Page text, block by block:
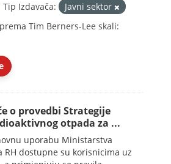
Tip Izdavača:
Javni sektor
Tim Berners-Lee skali:
o provedbi Strategije
otpada za ...
uporabu Ministarstva
dostupne su korisnicima uz